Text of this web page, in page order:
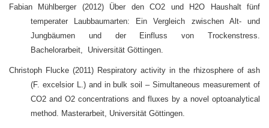
Fabian Mühlberger (2012) Über den CO2 und H2O Haushalt fünf
temperater Laubbaumarten: Ein Vergleich zwischen Alt- und
Jungbäumen und der Einfluss von Trockenstress.
Bachelorarbeit, Universität Göttingen.
Christoph Flucke (2011) Respiratory activity in the rhizosphere of ash
(F. excelsior L.) and in bulk soil – Simultaneous measurement of
CO2 and O2 concentrations and fluxes by a novel optoanalytical
method. Masterarbeit, Universität Göttingen.